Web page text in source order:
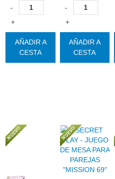
-
+
AÑADIR A
CESTA
-
+
AÑADIR A
CESTA